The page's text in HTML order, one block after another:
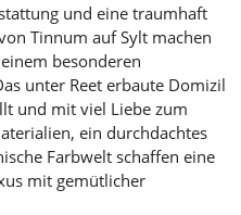
und eine traumhaft
Tinnum auf Sylt machen
besonderen
unter Reet erbaute Domizil
und mit viel Liebe zum
ein durchdachtes
Farbwelt schaffen eine
mit gemütlicher